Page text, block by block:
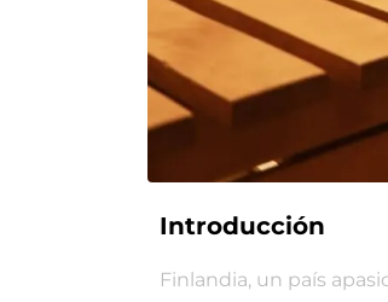
Introducción
Finlandia, un país